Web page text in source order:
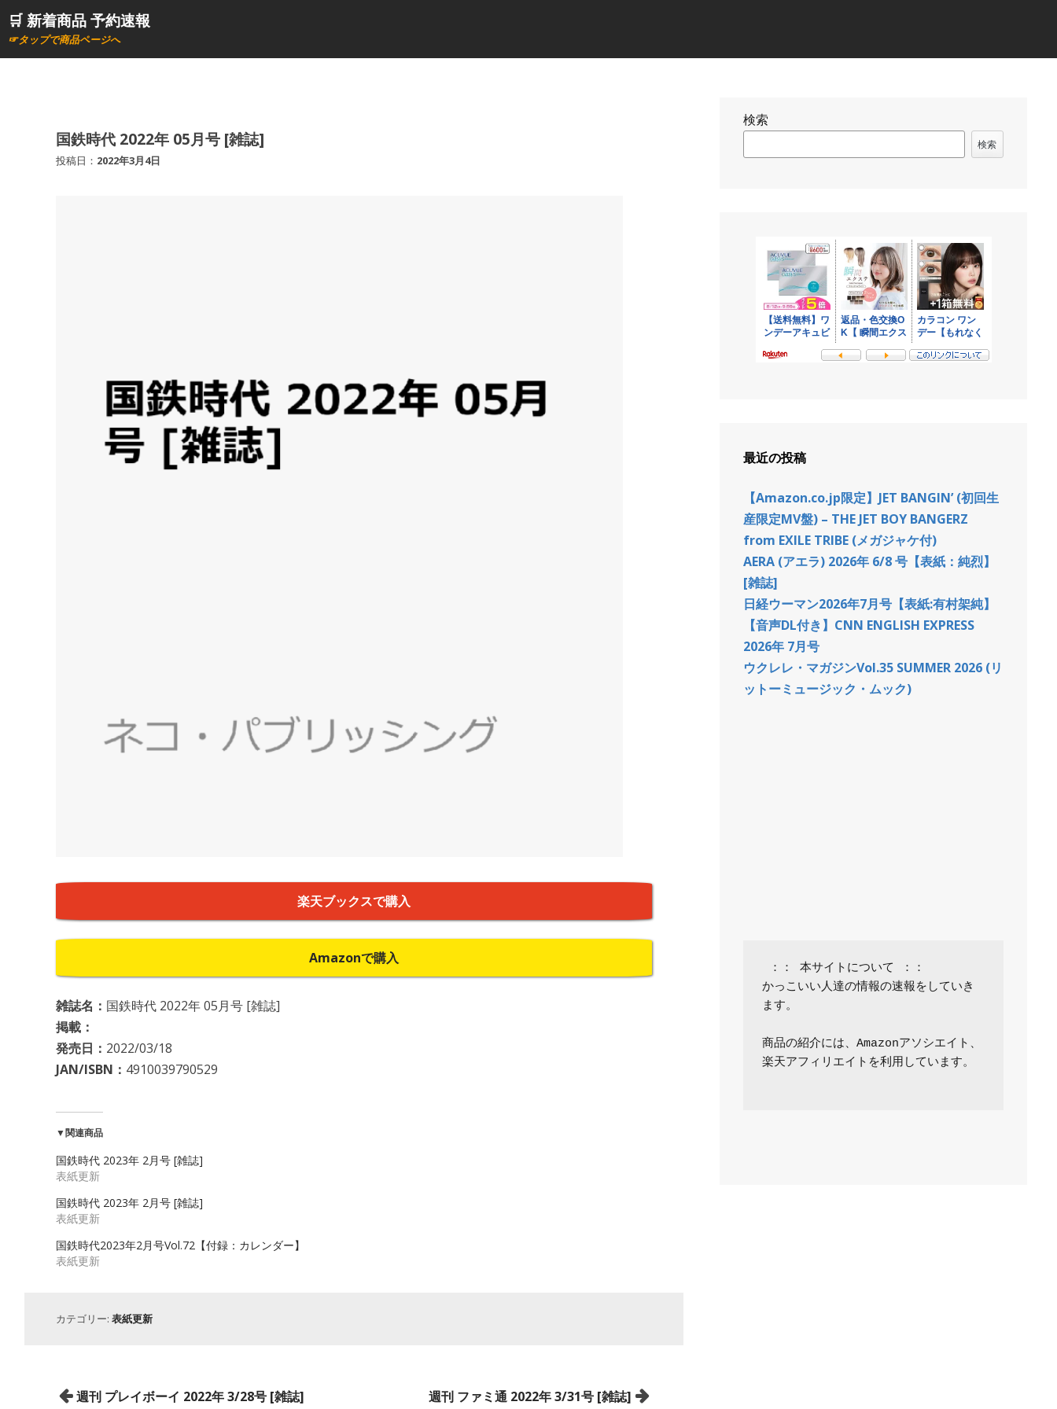
ン🛒 新着商品 予約速報
☞タップで商品ページへ
国鉄時代 2022年 05月号 [雑誌]
投稿日： 2022年3月4日
楽天ブックスで購入
Amazonで購入
雑誌名： 国鉄時代 2022年 05月号 [雑誌]
掲載：
発売日： 2022/03/18
JAN/ISBN： 4910039790529
▼関連商品
国鉄時代 2023年 2月号 [雑誌]
表紙更新
国鉄時代 2023年 2月号 [雑誌]
表紙更新
国鉄時代2023年2月号Vol.72【付録：カレンダー】
表紙更新
カテゴリー: 表紙更新
週刊 プレイボーイ 2022年 3/28号 [雑誌] 週刊 ファミ通 2022年 3/31号 [雑誌]
検索
検索
最近の投稿
【Amazon.co.jp限定】JET BANGIN’ (初回生
産限定MV盤) – THE JET BOY BANGERZ
from EXILE TRIBE (メガジャケ付)
AERA (アエラ) 2026年 6/8 号【表紙：純烈】
[雑誌]
日経ウーマン2026年7月号【表紙:有村架純】
【音声DL付き】CNN ENGLISH EXPRESS
2026年 7月号
ウクレレ・マガジンVol.35 SUMMER 2026 (リ
ットーミュージック・ムック)
かっこいい人達の情報の速報をしていき
ます。
商品の紹介には、Amazonアソシエイト、
楽天アフィリエイトを利用しています。